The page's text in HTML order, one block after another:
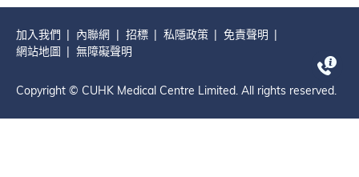
加入我們 內聯網 招標 私隱政策
免責聲明
網站地圖
無障礙聲明
Copyright © CUHK Medical Centre Limited. All rights reserved.